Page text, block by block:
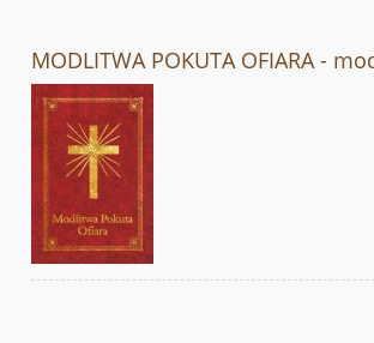
MODLITWA POKUTA OFIARA -